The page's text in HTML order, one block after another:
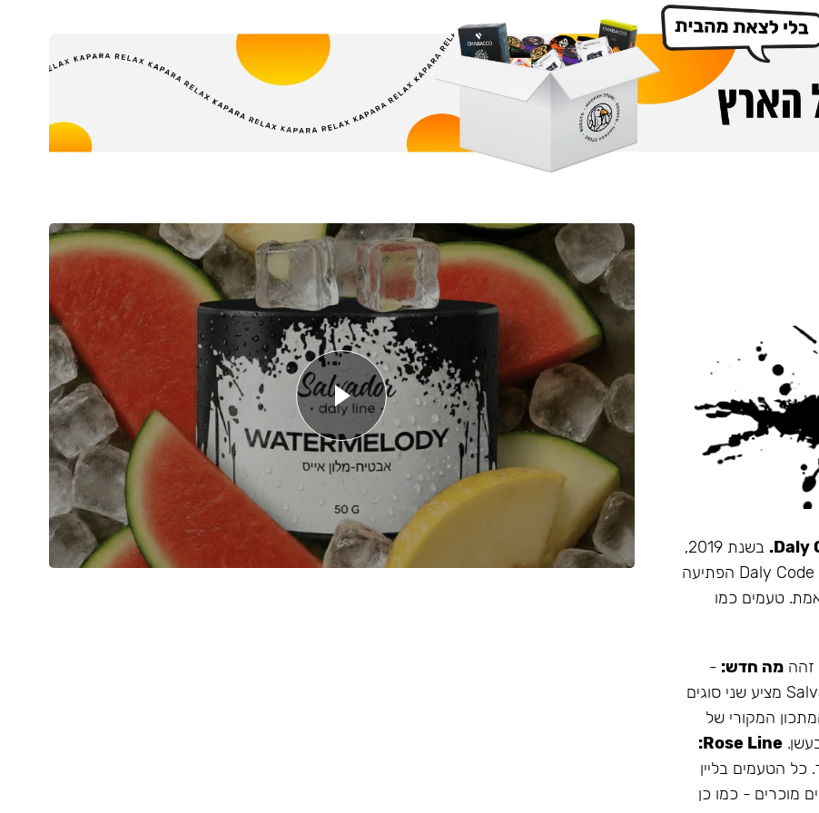
בשנת 2019,
זו הייתה תערובת התה הראשונה שהובאה מרוסיה לישראל. Daly Code הפתיעה
טעמים כמו
זהה מה חדש: -
עמיד יותר לחום - אריזה נוחה - מיוצר בישראל המותג Salvador מציע שני סוגים
המקורי של
Rose Line:
כל הטעמים בליין
מוכרים - כמו כן